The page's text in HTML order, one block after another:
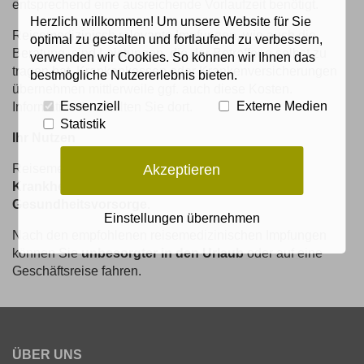
entsprechend eine ausreichende Vorlaufzeit benötigt.
Reisemedizinisch relevante Impfungen, wie auch die
Beratung, sind Leistungen, die der Betroffene selbst zu
tragen hat. Krankenkassen oder Krankenversicherungen
übernehmen mittlerweile ggf. auch diese Kosten.
Informationen erhalten Sie dort.
Ihr Nutzen
Reisemedizinische Impfungenverringern
Krankheitsrisiko
Gesundheitsvorsorge
Nach den empfohlenen reisemedizinischen Impfungen
können Sieunbesorgter in den Urlauboder auf eine
Geschäftsreise fahren.
ÜBER UNS
Herzlich willkommen! Um unsere Website für Sie
optimal zu gestalten und fortlaufend zu verbessern,
verwenden wir Cookies. So können wir Ihnen das
bestmögliche Nutzererlebnis bieten.
Essenziell
Externe Medien
Statistik
Akzeptieren
Einstellungen übernehmen